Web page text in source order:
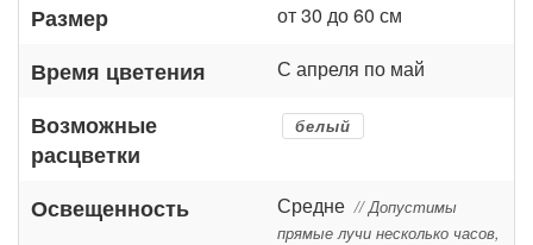
Размер от 30 до 60 см
Время цветения С апреля по май
Возможные
расцветки
белый
Освещенность Средне // Допустимы
прямые лучи несколько часов,